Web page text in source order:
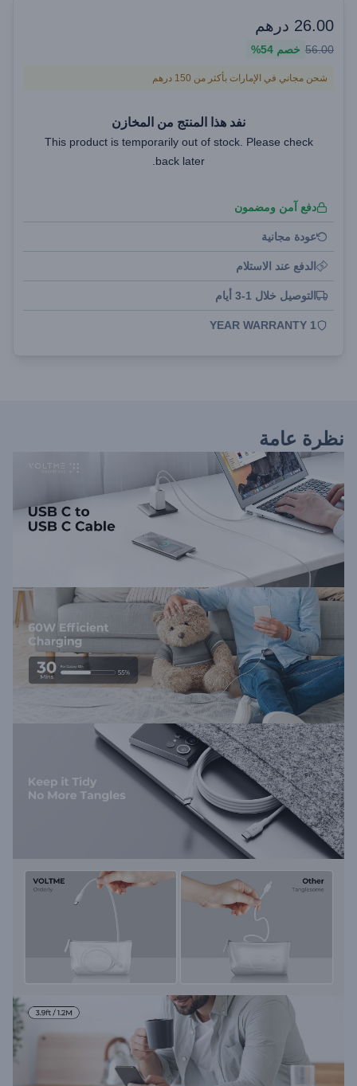
26.00 درهم
56.00 خصم 54%
شحن مجاني في الإمارات بأكثر من 150 درهم
نفد هذا المنتج من المخازن
This product is temporarily out of stock. Please check
back later.
دفع آمن ومضمون
عودة مجانية
الدفع عند الاستلام
التوصيل خلال 1-3 أيام
1 YEAR WARRANTY
نظرة عامة